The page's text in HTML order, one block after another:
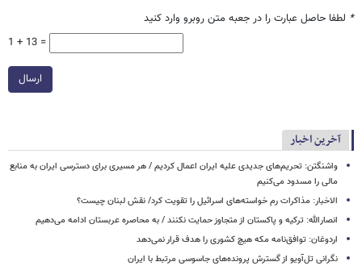
* لطفا حاصل عبارت را در جعبه متن روبرو وارد کنید
1 + 13 =
ارسال
آخرین اخبار
واشنگتن: تحریم‌های جدیدی علیه ایران اعمال کردیم / هر مسیری برای دسترسی ایران به منابع
مالی را مسدود می‌کنیم
الاخبار: مذاکرات رم خواسته‌های اسرائیل را تقویت کرد/ نقش لبنان چیست؟
انصارالله: ترکیه و پاکستان از متجاوز حمایت نکنند / به محاصره عربستان ادامه می‌دهیم
اردوغان: توافق‌نامه مکه هیچ کشوری را هدف قرار نمی‌دهد
نگرانی تل‌آویو از گسترش پرونده‌های جاسوسی مرتبط با ایران